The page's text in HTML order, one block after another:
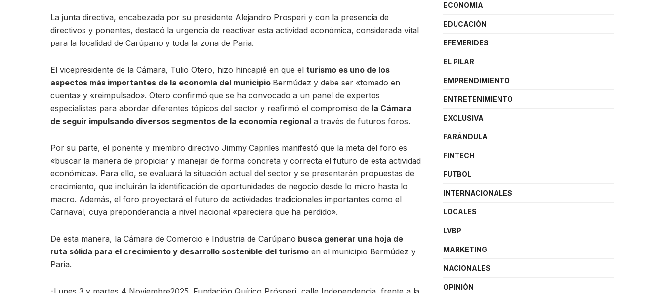
La junta directiva, encabezada por su presidente Alejandro Prosperi y con la presencia de
directivos y ponentes, destacó la urgencia de reactivar esta actividad económica, considerada vital
para la localidad de Carúpano y toda la zona de Paria.
El vicepresidente de la Cámara, Tulio Otero, hizo hincapié en que el turismo es uno de los
aspectos más importantes de la economía del municipio Bermúdez y debe ser «tomado en
cuenta» y «reimpulsado». Otero confirmó que se ha convocado a un panel de expertos
especialistas para abordar diferentes tópicos del sector y reafirmó el compromiso de la Cámara
de seguir impulsando diversos segmentos de la economía regional a través de futuros foros.
Por su parte, el ponente y miembro directivo Jimmy Capriles manifestó que la meta del foro es
«buscar la manera de propiciar y manejar de forma concreta y correcta el futuro de esta actividad
económica». Para ello, se evaluará la situación actual del sector y se presentarán propuestas de
crecimiento, que incluirán la identificación de oportunidades de negocio desde lo micro hasta lo
macro. Además, el foro proyectará el futuro de actividades tradicionales importantes como el
Carnaval, cuya preponderancia a nivel nacional «pareciera que ha perdido».
De esta manera, la Cámara de Comercio e Industria de Carúpano busca generar una hoja de
ruta sólida para el crecimiento y desarrollo sostenible del turismo en el municipio Bermúdez y
Paria.
ECONOMIA
EDUCACIÓN
EFEMERIDES
EL PILAR
EMPRENDIMIENTO
ENTRETENIMIENTO
EXCLUSIVA
FARÁNDULA
FINTECH
FUTBOL
INTERNACIONALES
LOCALES
LVBP
MARKETING
NACIONALES
OPINIÓN